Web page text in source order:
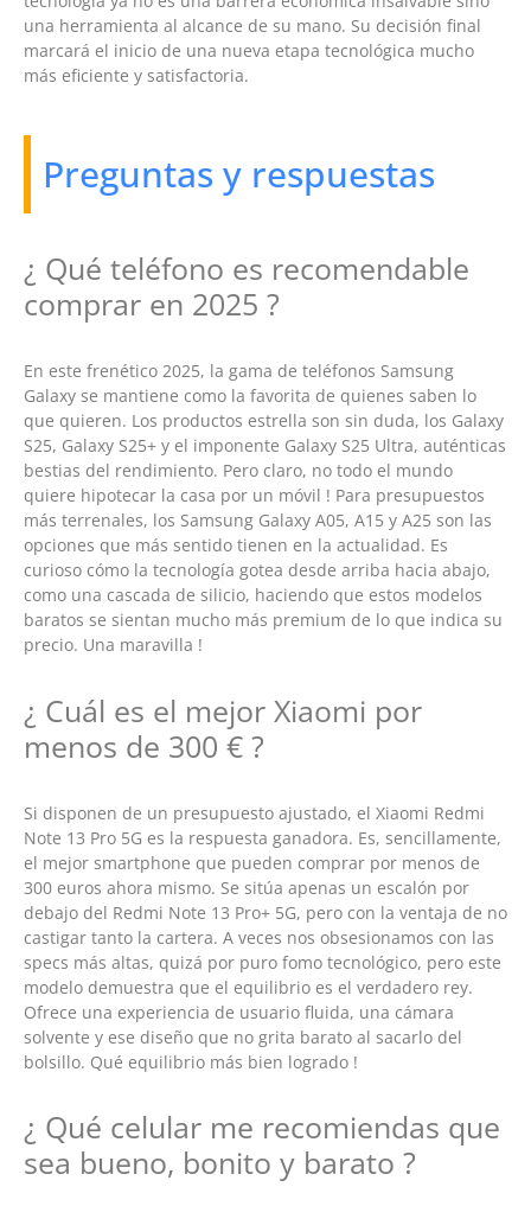
una herramienta al alcance de su mano. Su decisión final
marcará el inicio de una nueva etapa tecnológica mucho
más eficiente y satisfactoria.
Preguntas y respuestas
¿ Qué teléfono es recomendable
comprar en 2025 ?
En este frenético 2025, la gama de teléfonos Samsung
Galaxy se mantiene como la favorita de quienes saben lo
que quieren. Los productos estrella son sin duda, los Galaxy
S25, Galaxy S25+ y el imponente Galaxy S25 Ultra, auténticas
bestias del rendimiento. Pero claro, no todo el mundo
quiere hipotecar la casa por un móvil ! Para presupuestos
más terrenales, los Samsung Galaxy A05, A15 y A25 son las
opciones que más sentido tienen en la actualidad. Es
curioso cómo la tecnología gotea desde arriba hacia abajo,
como una cascada de silicio, haciendo que estos modelos
baratos se sientan mucho más premium de lo que indica su
precio. Una maravilla !
¿ Cuál es el mejor Xiaomi por
menos de 300 € ?
Si disponen de un presupuesto ajustado, el Xiaomi Redmi
Note 13 Pro 5G es la respuesta ganadora. Es, sencillamente,
el mejor smartphone que pueden comprar por menos de
300 euros ahora mismo. Se sitúa apenas un escalón por
debajo del Redmi Note 13 Pro+ 5G, pero con la ventaja de no
castigar tanto la cartera. A veces nos obsesionamos con las
specs más altas, quizá por puro fomo tecnológico, pero este
modelo demuestra que el equilibrio es el verdadero rey.
Ofrece una experiencia de usuario fluida, una cámara
solvente y ese diseño que no grita barato al sacarlo del
bolsillo. Qué equilibrio más bien logrado !
¿ Qué celular me recomiendas que
sea bueno, bonito y barato ?